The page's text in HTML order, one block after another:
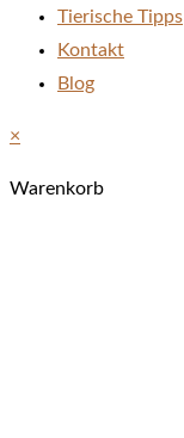
Tierische Tipps
Kontakt
Blog
×
Warenkorb